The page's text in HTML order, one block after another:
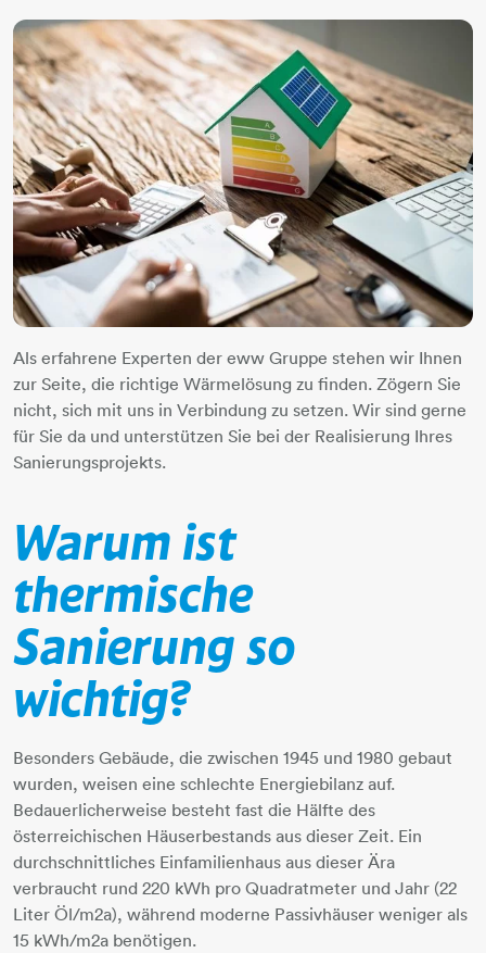
Als erfahrene Experten der eww Gruppe stehen wir Ihnen
zur Seite, die richtige Wärmelösung zu finden. Zögern Sie
nicht, sich mit uns in Verbindung zu setzen. Wir sind gerne
für Sie da und unterstützen Sie bei der Realisierung Ihres
Sanierungsprojekts.
Warum ist
thermische
Sanierung so
wichtig?
Besonders Gebäude, die zwischen 1945 und 1980 gebaut
wurden, weisen eine schlechte Energiebilanz auf.
Bedauerlicherweise besteht fast die Hälfte des
österreichischen Häuserbestands aus dieser Zeit. Ein
durchschnittliches Einfamilienhaus aus dieser Ära
verbraucht rund 220 kWh pro Quadratmeter und Jahr (22
Liter Öl/m2a), während moderne Passivhäuser weniger als
15 kWh/m2a benötigen.